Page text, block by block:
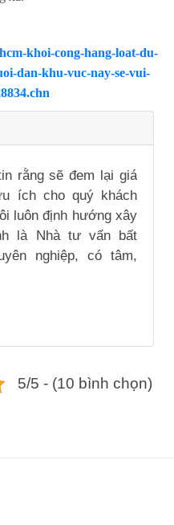
khoi-cong-hang-loat-du-
dan-khu-vuc-nay-se-vui-
rằng sẽ đem lại giá
ích cho quý khách
luôn định hướng xây
là Nhà tư vấn bất
nghiệp, có tâm,
5/5 - (10 bình chọn)